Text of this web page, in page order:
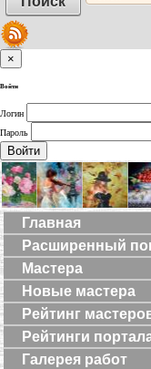
×
Войти
Логин
Пароль
Войти
Главная
Расширенный
Мастера
Новые мастера
Рейтинг
Рейтинги
Галерея работ